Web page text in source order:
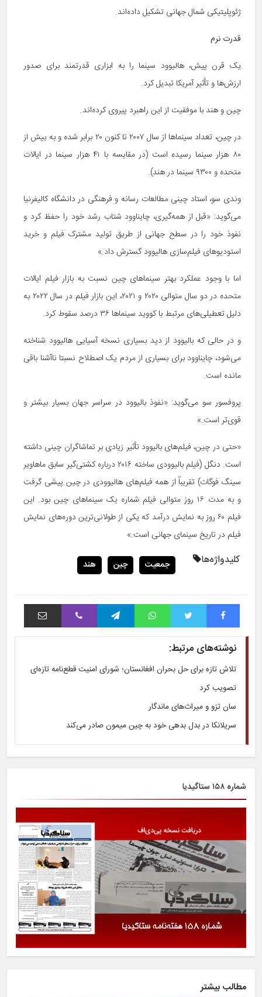
ژئوپلیتیکی شمال جهانی تشکیل داده‌اند.
قدرت نرم
یک قرن پیش، هالیوود سینما را به ابزاری قدرتمند برای صدور
ارزش‌ها و تأثیر آمریکا تبدیل کرد.
چین و هند با موفقیت از این راهبرد پیروی کرده‌اند.
در چین، تعداد سینماها از سال ۲۰۰۷ تا کنون ۲۰ برابر شده و به بیش از
۸۰ هزار سینما رسیده است (در مقایسه با ۴۱ هزار سینما در ایالات
متحده و ۹۳۰۰ سینما در هند).
وندی سو، استاد چینی مطالعات رسانه و فرهنگی در دانشگاه کالیفرنیا
می‌گوید: «قبل از همه‌گیری، چایناوود شتاب رشد خود را حفظ کرد و
نفوذ خود را در سطح جهانی از طریق تولید مشترک فیلم و خرید
استودیوهای فیلم‌سازی هالیوود گسترش داد.»
اما با وجود عملکرد بهتر سینماهای چین نسبت به بازار فیلم ایالات
متحده در دو سال متوالی ۲۰۲۰ و ۲۰۲۱، این بازار فیلم در سال ۲۰۲۲ به
دلیل تعطیلی‌های مرتبط با کووید سینماها ۳۶ درصد سقوط کرد.
و در حالی که بالیوود از دید بسیاری نسخه آسیایی هالیوود شناخته
می‌شود، چایناوود برای بسیاری از مردم یک اصطلاح نسبتا ناآشنا باقی
مانده است.
پروفسور سو می‌گوید: «نفوذ بالیوود در سراسر جهان بسیار بیشتر و
قوی‌تر است.»
«حتی در چین، فیلم‌های بالیوود تأثیر زیادی بر تماشاگران چینی داشته
است. دنگل (فیلم بالیوودی ساخته ۲۰۱۶ درباره کشتی‌گیر سابق ماهاویر
سینگ فوگات) تقریباً از همه فیلم‌های هالیوودی در چین پیشی گرفت
و به مدت ۱۶ روز متوالی فیلم شماره یک سینماهای چین بود. این
فیلم ۶۰ روز به نمایش درآمد که یکی از طولانی‌ترین دوره‌های نمایش
فیلم در تاریخ سینمای جهانی است.»
کلیدواژه‌ها جمعیت چین هند
فیس بوک توییتر واتس آپ تلگرام وایبر اشتراک با ایمیل
نوشته‌های مرتبط:
تلاش تازه برای حل بحران افغانستان؛ شورای امنیت قطع‌نامه تازه‌ای
تصویب کرد
سان تزو و میراث‌های ماندگار
سریلانکا در بدل بدهی خود به چین میمون صادر می‌کند
شماره ۱۵۸ ستاگیدیا
مطالب بیشتر